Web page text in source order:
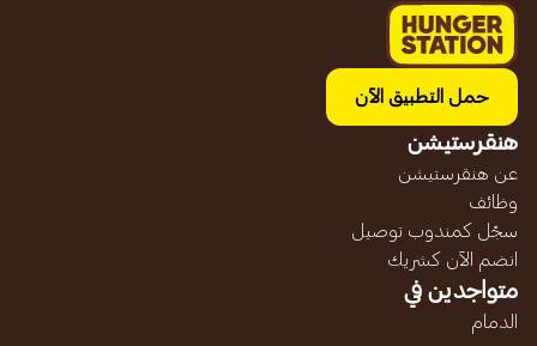
حمل التطبيق الآن
هنقرستيشن
عن هنقرستيشن
وظائف
سجّل كمندوب توصيل
انضم الآن كشريك
متواجدين في
الدمام